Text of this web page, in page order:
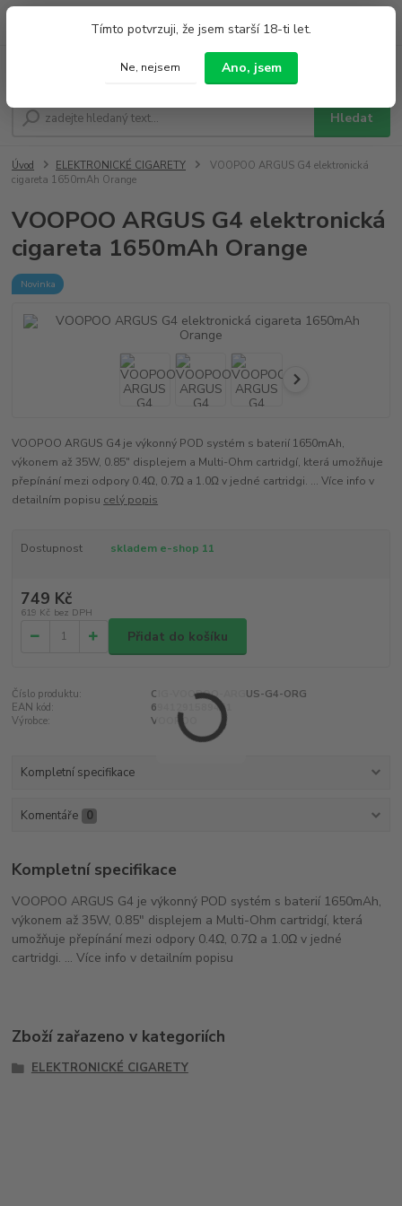
Tímto potvrzuji, že jsem starší 18-ti let.
Ne, nejsem Ano, jsem
Hledat
Po - Pá 9:00 - 19:00 So 9:00 - 14:00
Úvod ELEKTRONICKÉ CIGARETY
VOOPOO ARGUS G4 elektronická
cigareta 1650mAh Orange
VOOPOO ARGUS G4 elektronická
cigareta 1650mAh Orange
Novinka
VOOPOO ARGUS G4 je výkonný POD systém s baterií 1650mAh,
výkonem až 35W, 0.85" displejem a Multi-Ohm cartridgí, která umožňuje
přepínání mezi odpory 0.4Ω, 0.7Ω a 1.0Ω v jedné cartridgi. ... Více info v
detailním popisu celý popis
Dostupnost skladem e-shop 11
749 Kč
619 Kč bez DPH
Přidat do košíku
Číslo produktu:
CIG-VOOPOO-ARGUS-G4-ORG
EAN kód:
6941291589451
Výrobce:
VOOPOO
Kompletní specifikace
Komentáře 0
Kompletní specifikace
VOOPOO ARGUS G4 je výkonný POD systém s baterií 1650mAh,
výkonem až 35W, 0.85" displejem a Multi-Ohm cartridgí, která
umožňuje přepínání mezi odpory 0.4Ω, 0.7Ω a 1.0Ω v jedné
cartridgi. ... Více info v detailním popisu
Zboží zařazeno v kategoriích
ELEKTRONICKÉ CIGARETY